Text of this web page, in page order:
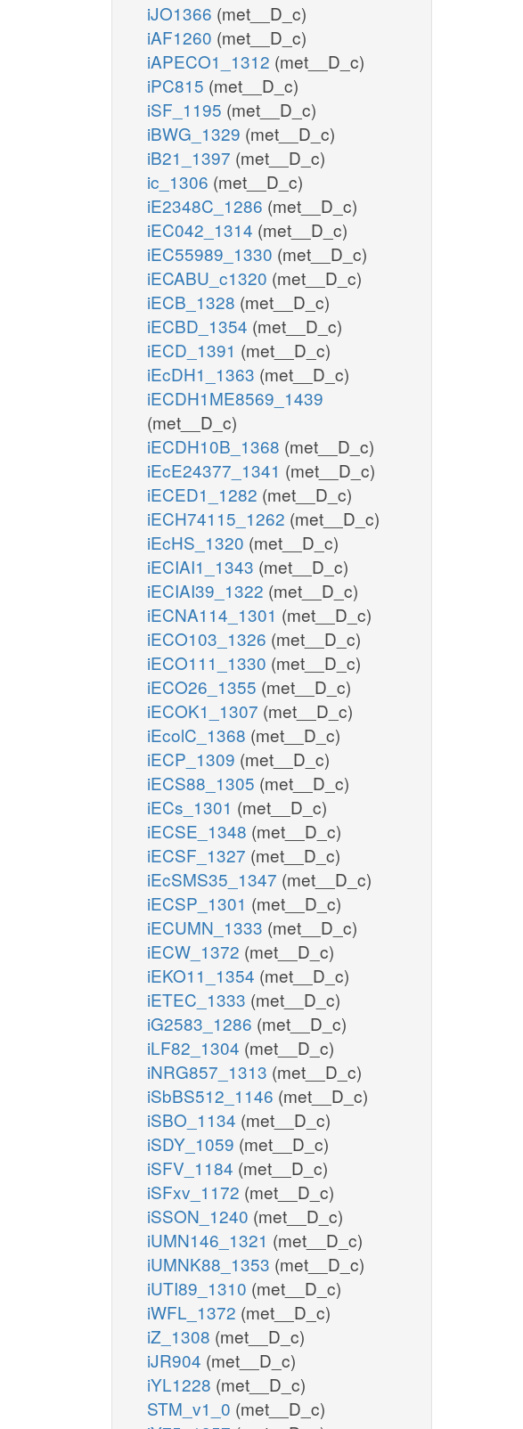
iJO1366 (met__D_c)
iAF1260 (met__D_c)
iAPECO1_1312 (met__D_c)
iPC815 (met__D_c)
iSF_1195 (met__D_c)
iBWG_1329 (met__D_c)
iB21_1397 (met__D_c)
ic_1306 (met__D_c)
iE2348C_1286 (met__D_c)
iEC042_1314 (met__D_c)
iEC55989_1330 (met__D_c)
iECABU_c1320 (met__D_c)
iECB_1328 (met__D_c)
iECBD_1354 (met__D_c)
iECD_1391 (met__D_c)
iEcDH1_1363 (met__D_c)
iECDH1ME8569_1439
(met__D_c)
iECDH10B_1368 (met__D_c)
iEcE24377_1341 (met__D_c)
iECED1_1282 (met__D_c)
iECH74115_1262 (met__D_c)
iEcHS_1320 (met__D_c)
iECIAI1_1343 (met__D_c)
iECIAI39_1322 (met__D_c)
iECNA114_1301 (met__D_c)
iECO103_1326 (met__D_c)
iECO111_1330 (met__D_c)
iECO26_1355 (met__D_c)
iECOK1_1307 (met__D_c)
iEcolC_1368 (met__D_c)
iECP_1309 (met__D_c)
iECS88_1305 (met__D_c)
iECs_1301 (met__D_c)
iECSE_1348 (met__D_c)
iECSF_1327 (met__D_c)
iEcSMS35_1347 (met__D_c)
iECSP_1301 (met__D_c)
iECUMN_1333 (met__D_c)
iECW_1372 (met__D_c)
iEKO11_1354 (met__D_c)
iETEC_1333 (met__D_c)
iG2583_1286 (met__D_c)
iLF82_1304 (met__D_c)
iNRG857_1313 (met__D_c)
iSbBS512_1146 (met__D_c)
iSBO_1134 (met__D_c)
iSDY_1059 (met__D_c)
iSFV_1184 (met__D_c)
iSFxv_1172 (met__D_c)
iSSON_1240 (met__D_c)
iUMN146_1321 (met__D_c)
iUMNK88_1353 (met__D_c)
iUTI89_1310 (met__D_c)
iWFL_1372 (met__D_c)
iZ_1308 (met__D_c)
iJR904 (met__D_c)
iYL1228 (met__D_c)
STM_v1_0 (met__D_c)